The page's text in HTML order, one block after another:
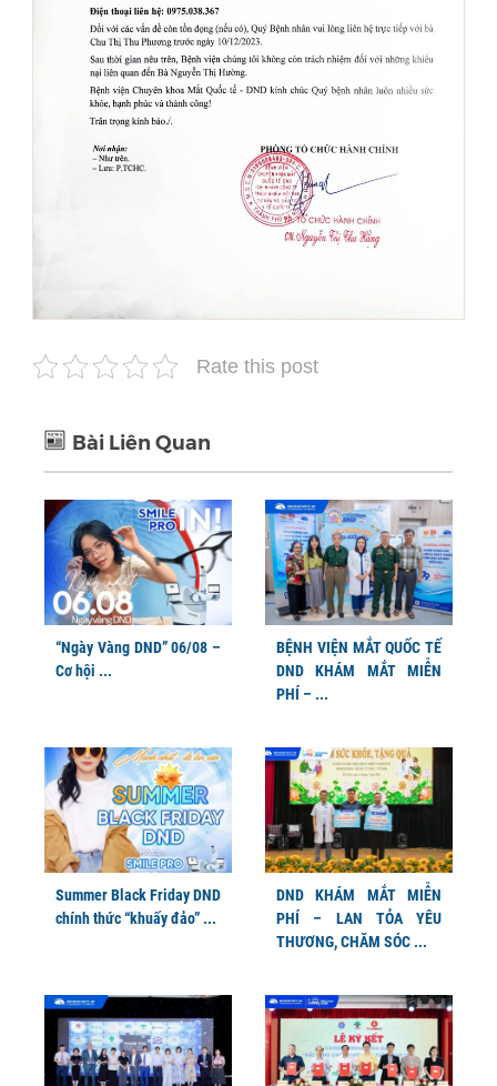
Rate this post
Bài Liên Quan
“Ngày Vàng DND” 06/08 –
Cơ hội ...
BỆNH VIỆN MẮT QUỐC TẾ
DND KHÁM MẮT MIỄN
PHÍ – ...
Summer Black Friday DND
chính thức “khuấy đảo” ...
DND KHÁM MẮT MIỄN
PHÍ – LAN TỎA YÊU
THƯƠNG, CHĂM SÓC ...